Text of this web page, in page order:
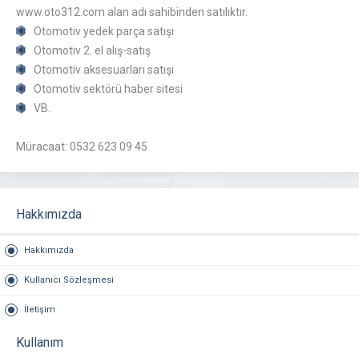
www.oto312.com alan adı sahibinden satılıktır.
Otomotiv yedek parça satışı
Otomotiv 2. el alış-satış
Otomotiv aksesuarları satışı
Otomotiv sektörü haber sitesi
VB.
Müracaat: 0532 623 09 45
Hakkımızda
Hakkımızda
Kullanıcı Sözleşmesi
İletişim
Kullanım